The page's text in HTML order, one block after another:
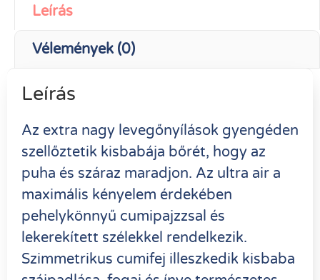
Leírás
Vélemények (0)
Leírás
Az extra nagy levegőnyílások gyengéden
szellőztetik kisbabája bőrét, hogy az
puha és száraz maradjon. Az ultra air a
maximális kényelem érdekében
pehelykönnyű cumipajzzsal és
lekerekített szélekkel rendelkezik.
Szimmetrikus cumifej illeszkedik kisbaba